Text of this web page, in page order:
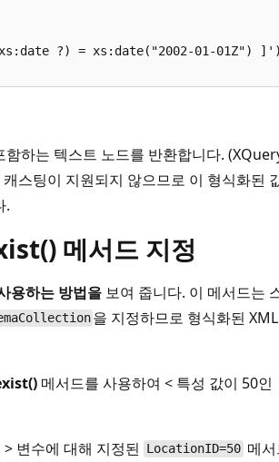
?) = xs:date("2002-01-01Z")
함하는 텍스트 노드를 반환합니다.
스팅이 지원되지 않으므로 이 형식화된
.
메서드 지정
용하는 방법을 보여 줍니다. 이 메서드는
을 지정하므로 형식화된 XML
메서드를 사용하여 < 특성 값이 50인
변수에 대해 지정된 LocationID=50 메